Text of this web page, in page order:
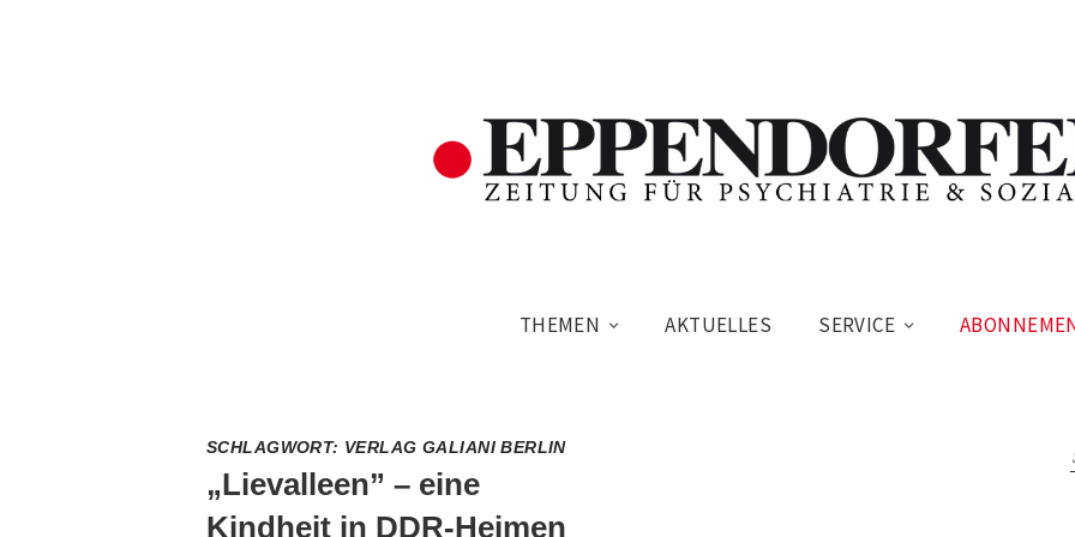
THEMEN AKTUELLES SERVICE
SCHLAGWORT: VERLAG GALIANI BERLIN
„Lievalleen” – eine
Kindheit in DDR-Heimen